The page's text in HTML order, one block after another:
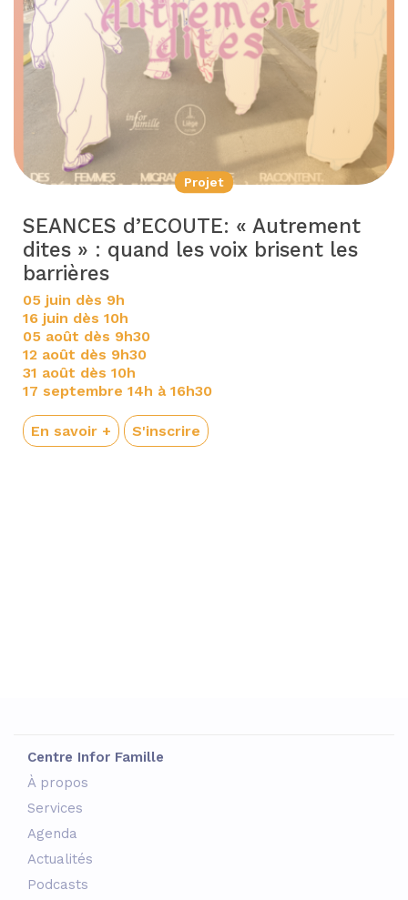
Projet
SEANCES d’ECOUTE: « Autrement
dites » : quand les voix brisent les
barrières
05 juin dès 9h
16 juin dès 10h
05 août dès 9h30
12 août dès 9h30
31 août dès 10h
17 septembre 14h à 16h30
En savoir + S'inscrire
Centre Infor Famille
À propos
Services
Agenda
Actualités
Podcasts